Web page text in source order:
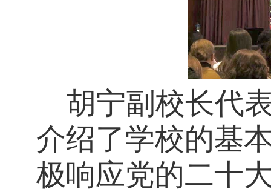
胡宁副校长代
介绍了学校的基
极响应党的二十